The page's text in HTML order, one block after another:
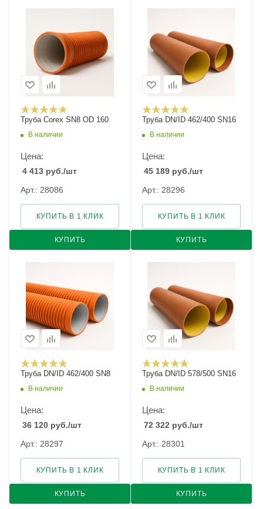
Труба Corex SN8 ОD 160
В наличии
Цена:
4 413 руб./шт
Арт.: 28086
КУПИТЬ
КУПИТЬ В 1 КЛИК
Труба DN/ID 462/400 SN16
В наличии
Цена:
45 189 руб./шт
Арт.: 28296
КУПИТЬ
КУПИТЬ В 1 КЛИК
Труба DN/ID 462/400 SN8
В наличии
Цена:
36 120 руб./шт
Арт.: 28297
КУПИТЬ
КУПИТЬ В 1 КЛИК
Труба DN/ID 578/500 SN16
В наличии
Цена:
72 322 руб./шт
Арт.: 28301
КУПИТЬ
КУПИТЬ В 1 КЛИК